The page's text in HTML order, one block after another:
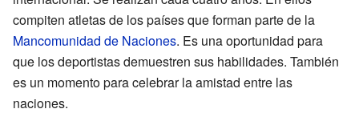
compiten atletas de los países que forman parte de la
Mancomunidad de Naciones. Es una oportunidad para
que los deportistas demuestren sus habilidades. También
es un momento para celebrar la amistad entre las
naciones.